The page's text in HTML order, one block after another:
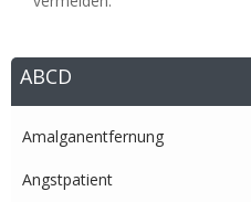
ABCD
Amalganentfernung
Angstpatient